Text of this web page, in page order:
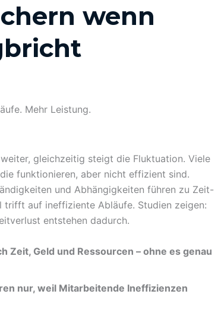
wenn
Mehr Leistung.
gleichzeitig steigt die Fluktuation. Viele
funktionieren, aber nicht effizient sind.
und Abhängigkeiten führen zu Zeit-
trifft auf ineffiziente Abläufe. Studien zeigen:
entstehen dadurch.
Zeit, Geld und Ressourcen – ohne es genau
nur, weil Mitarbeitende Ineffizienzen